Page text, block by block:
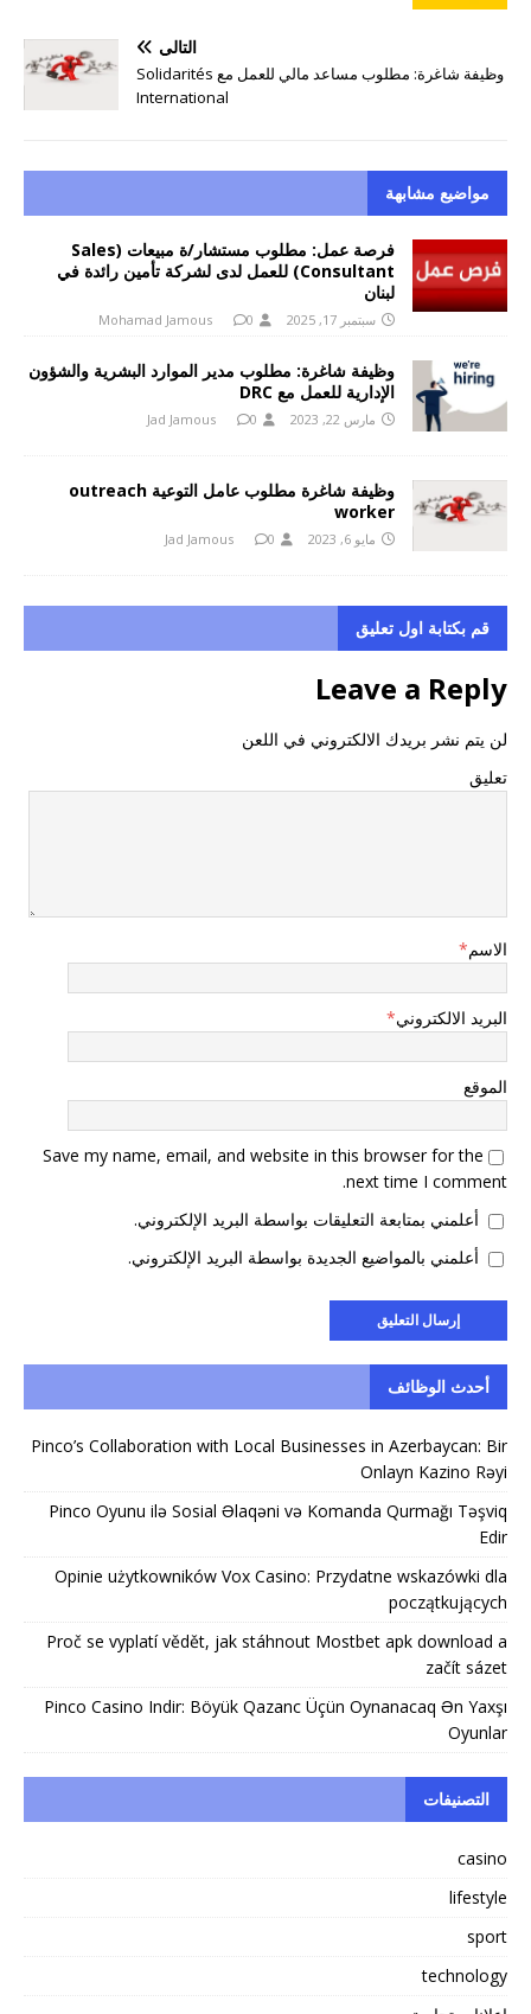
التالي
وظيفة شاغرة: مطلوب مساعد مالي للعمل مع Solidarités
International
مواضيع مشابهة
فرصة عمل: مطلوب مستشار/ة مبيعات (Sales
Consultant) للعمل لدى لشركة تأمين رائدة في
لبنان
سبتمبر 17, 2025 Mohamad Jamous 0
وظيفة شاغرة: مطلوب مدير الموارد البشرية والشؤون
الإدارية للعمل مع DRC
مارس 22, 2023 Jad Jamous 0
وظيفة شاغرة مطلوب عامل التوعية outreach
worker
مايو 6, 2023 Jad Jamous 0
قم بكتابة اول تعليق
Leave a Reply
لن يتم نشر بريدك الالكتروني في اللعن
تعليق
الاسم*
البريد الالكتروني*
الموقع
Save my name, email, and website in this browser for the
next time I comment.
أعلمني بمتابعة التعليقات بواسطة البريد الإلكتروني.
أعلمني بالمواضيع الجديدة بواسطة البريد الإلكتروني.
أحدث الوظائف
Pinco’s Collaboration with Local Businesses in Azerbaycan: Bir
Onlayn Kazino Rəyi
Pinco Oyunu ilə Sosial Əlaqəni və Komanda Qurmağı Təşviq
Edir
Opinie użytkowników Vox Casino: Przydatne wskazówki dla
początkujących
Proč se vyplatí vědět, jak stáhnout Mostbet apk download a
začít sázet
Pinco Casino Indir: Böyük Qazanc Üçün Oynanacaq Ən Yaxşı
Oyunlar
التصنيفات
casino
lifestyle
sport
technology